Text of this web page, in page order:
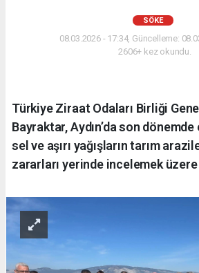
SÖKE
08.03.2026 - 17:34, Güncelleme:
2606+ kez okundu.
Türkiye Ziraat Odaları Birliği
Bayraktar, Aydın’da son
sel ve aşırı yağışların tarım
zararları yerinde incelemek üzere